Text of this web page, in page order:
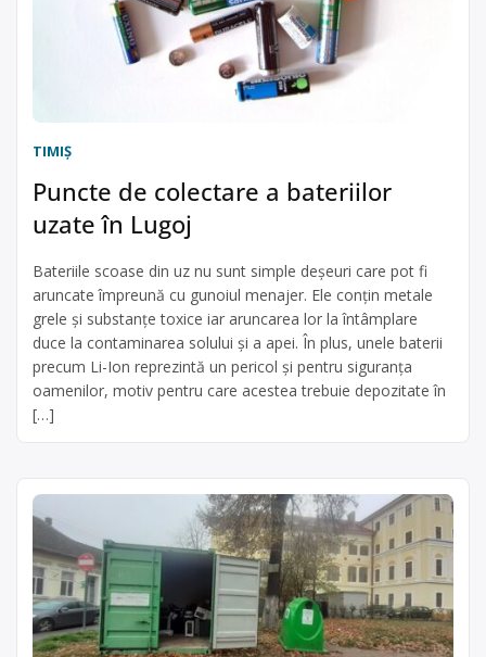
TIMIŞ
Puncte de colectare a bateriilor
uzate în Lugoj
Bateriile scoase din uz nu sunt simple deșeuri care pot fi
aruncate împreună cu gunoiul menajer. Ele conțin metale
grele și substanțe toxice iar aruncarea lor la întâmplare
duce la contaminarea solului și a apei. În plus, unele baterii
precum Li-Ion reprezintă un pericol și pentru siguranța
oamenilor, motiv pentru care acestea trebuie depozitate în
[…]